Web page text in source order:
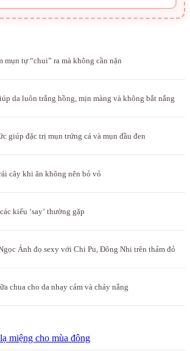
mụn tự “chui” ra mà không cần nặn
da luôn trắng hồng, mịn màng và không bắt nắng
giúp đặc trị mụn trứng cá và mụn đầu đen
cây khi ăn không nên bỏ vỏ
kiểu ‘say’ thường gặp
Ánh đọ sexy với Chi Pu, Đông Nhi trên thảm đỏ
chua cho da nhạy cảm và cháy nắng
miệng cho mùa đông